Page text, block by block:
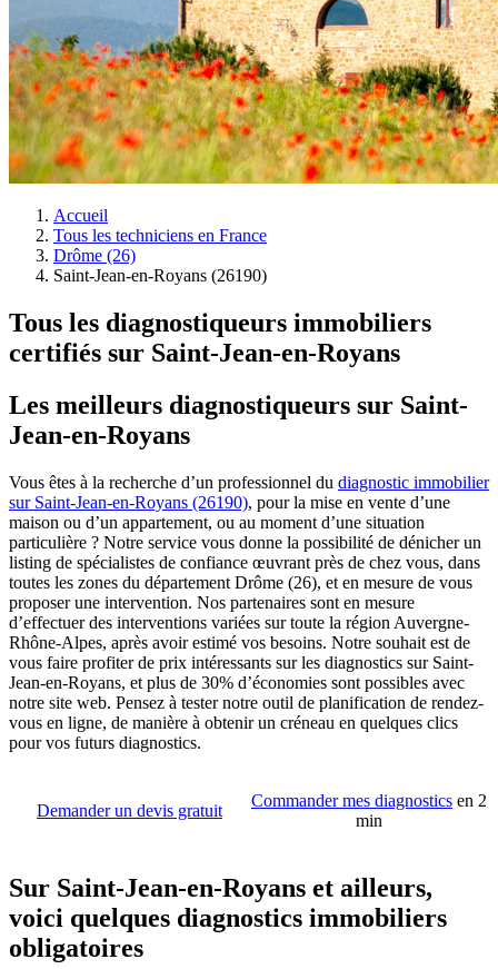
Accueil
Tous les techniciens en France
Drôme (26)
Saint-Jean-en-Royans (26190)
Tous les diagnostiqueurs immobiliers
certifiés sur Saint-Jean-en-Royans
Les meilleurs diagnostiqueurs sur Saint-
Jean-en-Royans
Vous êtes à la recherche d’un professionnel du diagnostic immobilier
sur Saint-Jean-en-Royans (26190), pour la mise en vente d’une
maison ou d’un appartement, ou au moment d’une situation
particulière ? Notre service vous donne la possibilité de dénicher un
listing de spécialistes de confiance œuvrant près de chez vous, dans
toutes les zones du département Drôme (26), et en mesure de vous
proposer une intervention. Nos partenaires sont en mesure
d’effectuer des interventions variées sur toute la région Auvergne-
Rhône-Alpes, après avoir estimé vos besoins. Notre souhait est de
vous faire profiter de prix intéressants sur les diagnostics sur Saint-
Jean-en-Royans, et plus de 30% d’économies sont possibles avec
notre site web. Pensez à tester notre outil de planification de rendez-
vous en ligne, de manière à obtenir un créneau en quelques clics
pour vos futurs diagnostics.
Demander un devis gratuit
Commander mes diagnostics en 2
min
Sur Saint-Jean-en-Royans et ailleurs,
voici quelques diagnostics immobiliers
obligatoires